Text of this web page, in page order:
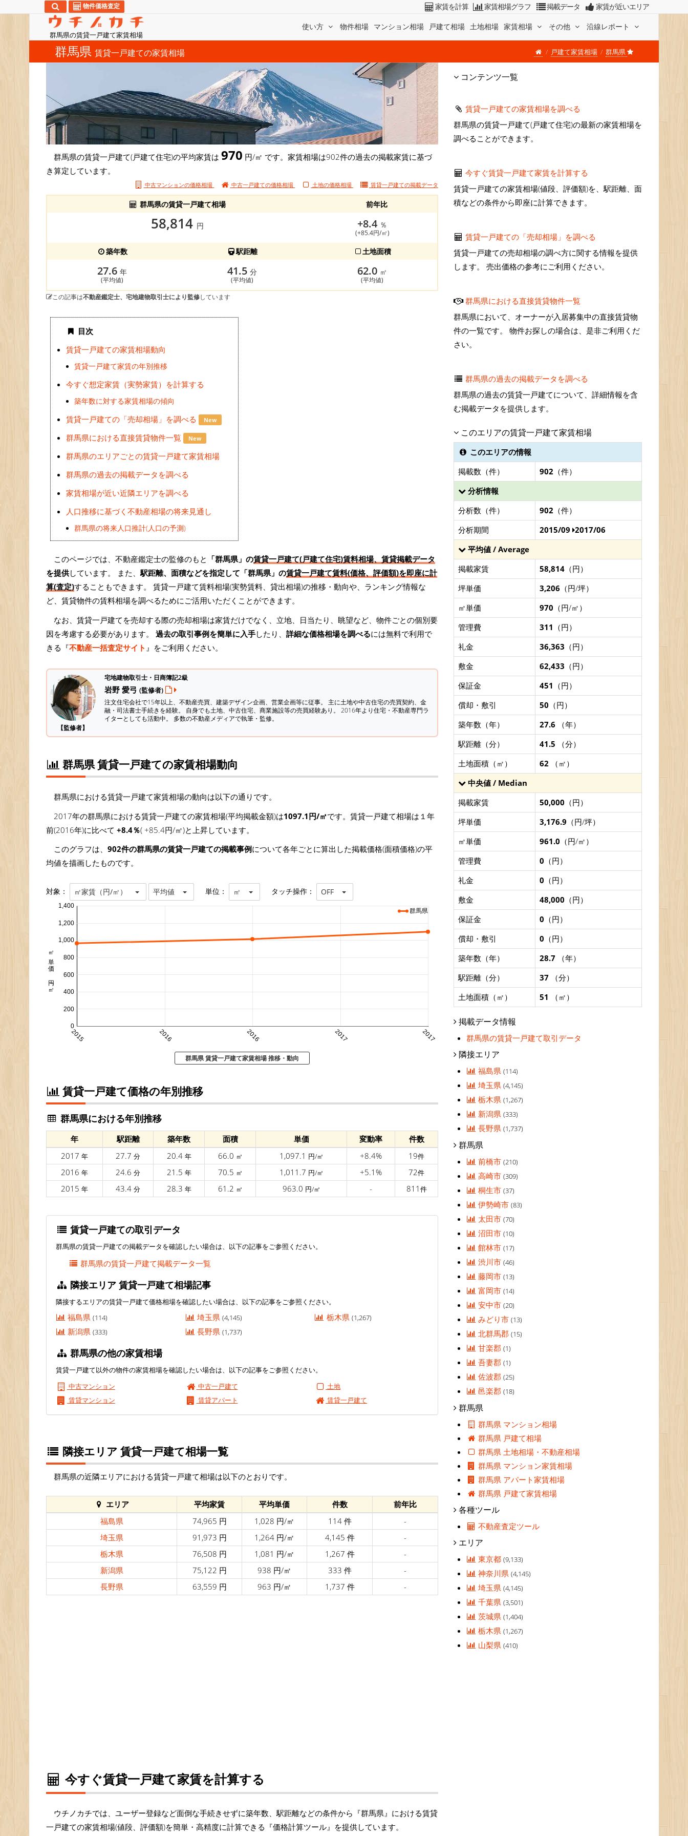
群馬県の賃貸一戸建て家賃相場
使い方 物件相場 マンション相場 戸建て相場 土地相場 家賃相場 その他 沿線レポート
物件価格査定 家賃を計算 家賃相場グラフ 掲載データ 家賃が近いエリア
群馬県 賃貸一戸建ての家賃相場 戸建て家賃相場 群馬県
群馬県の賃貸一戸建て(戸建て住宅)の平均家賃は 970 円/㎡ です。家賃相場は902件の過去の掲載家賃に基づ
き算定しています。
中古マンションの価格相場 中古一戸建ての価格相場 土地の価格相場 賃貸一戸建ての掲載データ
群馬県の賃貸一戸建て相場 前年比
58,814 円 +8.4 ％
(+85.4円/㎡)
築年数 駅距離 土地面積
27.6 年
(平均値)
41.5 分
(平均値)
62.0 ㎡
(平均値)
この記事は不動産鑑定士、宅地建物取引士により監修しています
目次
賃貸一戸建ての家賃相場動向
賃貸一戸建て家賃の年別推移
今すぐ想定家賃（実勢家賃）を計算する
築年数に対する家賃相場の傾向
賃貸一戸建ての「売却相場」を調べる New
群馬県における直接賃貸物件一覧 New
群馬県のエリアごとの賃貸一戸建て家賃相場
群馬県の過去の掲載データを調べる
家賃相場が近い近隣エリアを調べる
人口推移に基づく不動産相場の将来見通し
群馬県の将来人口推計(人口の予測)
このページでは、不動産鑑定士の監修のもと 「群馬県」の賃貸一戸建て(戸建て住宅)賃料相場、賃貸掲載データ
を提供しています。 また、駅距離、面積などを指定して「群馬県」の賃貸一戸建て賃料(価格、評価額)を即座に計
算(査定)することもできます。 賃貸一戸建て賃料相場(実勢賃料、貸出相場)の推移・動向や、ランキング情報な
ど、賃貸物件の賃料相場を調べるためにご活用いただくことができます。
なお、賃貸一戸建てを売却する際の売却相場は家賃だけでなく、立地、日当たり、眺望など、物件ごとの個別要
因を考慮する必要があります。 過去の取引事例を簡単に入手したり、 詳細な価格相場を調べるには無料で利用で
きる『不動産一括査定サイト 』をご利用ください。
【監修者】
宅地建物取引士・日商簿記2級
岩野 愛弓 (監修者)
注文住宅会社で15年以上、不動産売買、建築デザイン企画、営業企画等に従事。 主に土地や中古住宅の売買契約、金
融・司法書士手続きを経験。 自身でも土地、中古住宅、商業施設等の売買経験あり。 2016年より住宅・不動産専門ラ
イターとしても活動中。 多数の不動産メディアで執筆・監修。
群馬県 賃貸一戸建ての家賃相場動向
群馬県における賃貸一戸建て家賃相場の動向は以下の通りです。
2017年の群馬県における賃貸一戸建ての家賃相場(平均掲載金額)は1097.1円/㎡です。賃貸一戸建て相場は１年
前(2016年)に比べて +8.4％( +85.4円/㎡)と上昇しています。
このグラフは、 902件の群馬県の賃貸一戸建ての掲載事例について各年ごとに算出した掲載価格(面積価格)の平
均値を描画したものです。
対象： ㎡家賃（円/㎡） 平均値 単位： ㎡ タッチ操作： OFF
2015 2016 2016 2017 2017
0
200
400
600
800
1,000
1,200
1,400
㎡単価 円/㎡
群馬県
群馬県 賃貸一戸建て家賃相場 推移・動向
賃貸一戸建て価格の年別推移
群馬県における年別推移
年 駅距離 築年数 面積 単価 変動率
件数
2017 年 27.7 分 20.4 年 66.0 ㎡ 1,097.1 円/㎡ +8.4% 19件
2016 年 24.6 分 21.5 年 70.5 ㎡ 1,011.7 円/㎡ +5.1% 72件
2015 年 43.4 分 28.3 年 61.2 ㎡ 963.0 円/㎡ - 811 件
賃貸一戸建ての取引データ
群馬県の賃貸一戸建ての掲載データを確認したい場合は、以下の記事をご参照ください。
群馬県の賃貸一戸建て掲載データ一覧
隣接エリア 賃貸一戸建て相場記事
隣接するエリアの賃貸一戸建て価格相場を確認したい場合は、以下の記事をご参照ください。
福島県(114) 埼玉県 (4,145) 栃木県 (1,267)
新潟県(333) 長野県 (1,737)
群馬県の他の家賃相場
賃貸一戸建て以外の物件の家賃相場を確認したい場合は、以下の記事をご参照ください。
中古マンション
中古一戸建て
土地
賃貸マンション
賃貸アパート 賃貸一戸建て
隣接エリア 賃貸一戸建て相場一覧
群馬県の近隣エリアにおける賃貸一戸建て相場は以下のとおりです。
エリア 平均家賃 平均単価 件数
前年比
福島県
74,965 円 1,028 円/㎡ 114 件
-
埼玉県
91,973 円 1,264 円/㎡ 4,145 件
-
栃木県
76,508 円 1,081 円/㎡ 1,267 件
-
新潟県
75,122 円 938 円/㎡ 333 件
-
長野県
63,559 円 963 円/㎡ 1,737 件 -
今すぐ賃貸一戸建て家賃を計算する
ウチノカチでは、ユーザー登録など面倒な手続きせずに築年数、駅距離などの条件から『群馬県』における賃貸
一戸建ての家賃相場(値段、評価額)を簡単・高精度に計算できる『価格計算ツール』を提供しています。
コンテンツ一覧
賃貸一戸建ての家賃相場を調べる
群馬県の賃貸一戸建て(戸建て住宅)の最新の家賃相場を
調べることができます。
今すぐ賃貸一戸建て家賃を計算する
賃貸一戸建ての家賃相場(値段、評価額)を、駅距離、面
積などの条件から即座に計算できます。
賃貸一戸建ての「売却相場」を調べる
賃貸一戸建ての売却相場の調べ方に関する情報を提供
します。 売出価格の参考にご利用ください。
群馬県における直接賃貸物件一覧
群馬県において、オーナーが入居募集中の直接賃貸物
件の一覧です。 物件お探しの場合は、是非ご利用くだ
さい。
群馬県の過去の掲載データを調べる
群馬県の過去の賃貸一戸建てについて、詳細情報を含
む掲載データを提供します。
このエリアの賃貸一戸建て家賃相場
このエリアの情報
掲載数（件）
902 （件）
分析情報
分析数（件）
902 （件）
分析期間
2015/09 2017/06
平均値 / Average
掲載家賃
58,814 （円）
坪単価
3,206 （円/坪）
㎡単価
970 （円/㎡）
管理費
311 （円）
礼金
36,363 （円）
敷金
62,433 （円）
保証金
451 （円）
償却・敷引
50 （円）
築年数（年）
27.6 （年）
駅距離（分）
41.5 （分）
土地面積（㎡）
62 （㎡）
中央値 / Median
掲載家賃
50,000 （円）
坪単価
3,176.9 （円/坪）
㎡単価
961.0 （円/㎡）
管理費
0 （円）
礼金
0 （円）
敷金
48,000 （円）
保証金
0 （円）
償却・敷引
0 （円）
築年数（年）
28.7 （年）
駅距離（分）
37 （分）
土地面積（㎡）
51 （㎡）
掲載データ情報
群馬県の賃貸一戸建て取引データ
隣接エリア
福島県(114)
埼玉県(4,145)
栃木県(1,267)
新潟県(333)
長野県(1,737)
群馬県
前橋市(210)
高崎市(309)
桐生市(37)
伊勢崎市(83)
太田市(70)
沼田市(10)
館林市(17)
渋川市(46)
藤岡市(13)
富岡市(14)
安中市(20)
みどり市(13)
北群馬郡(15)
甘楽郡(1)
吾妻郡(1)
佐波郡(25)
邑楽郡(18)
群馬県
群馬県 マンション相場
群馬県 戸建て相場
群馬県 土地相場・不動産相場
群馬県 マンション家賃相場
群馬県 アパート家賃相場
群馬県 戸建て家賃相場
各種ツール
不動産査定ツール
エリア
東京都(9,133)
神奈川県(4,145)
埼玉県(4,145)
千葉県(3,501)
茨城県(1,404)
栃木県(1,267)
山梨県(410)